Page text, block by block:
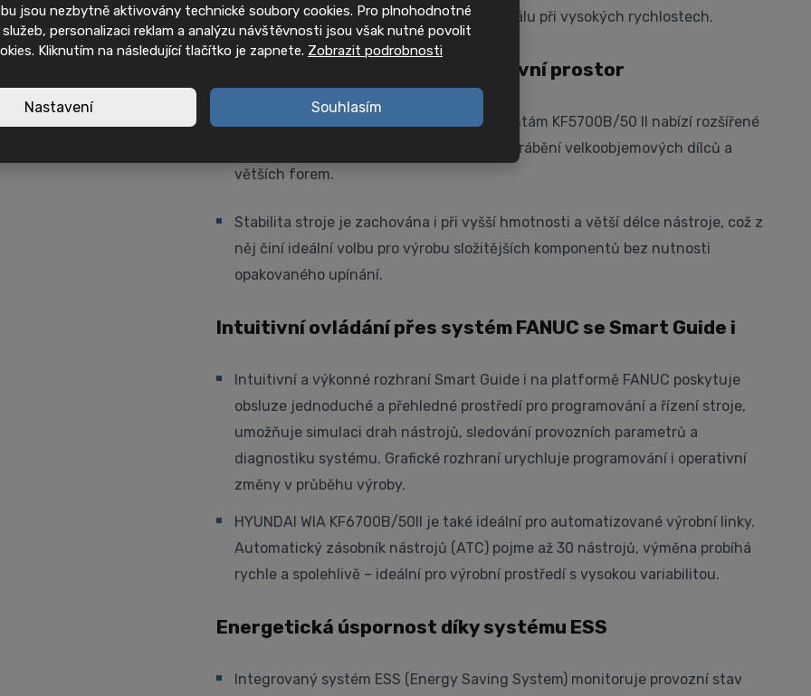
operace, tak i náročnější odebírání materiálu při vysokých rychlostech.
Rozšířené pojezdy a větší pracovní prostor
Model KF6700B/50 II oproti menším variantám KF5700B/50 II nabízí rozšířené
pojezdy v osách X/Y/Z, které umožňují obrábění velkoobjemových dílců a
větších forem.
Stabilita stroje je zachována i při vyšší hmotnosti a větší délce nástroje, což z
něj činí ideální volbu pro výrobu složitějších komponentů bez nutnosti
opakovaného upínání.
Intuitivní ovládání přes systém FANUC se Smart Guide i
Intuitivní a výkonné rozhraní Smart Guide i na platformě FANUC poskytuje
obsluze jednoduché a přehledné prostředí pro programování a řízení stroje,
umožňuje simulaci drah nástrojů, sledování provozních parametrů a
diagnostiku systému. Grafické rozhraní urychluje programování i operativní
změny v průběhu výroby.
HYUNDAI WIA KF6700B/50II je také ideální pro automatizované výrobní linky.
Automatický zásobník nástrojů (ATC) pojme až 30 nástrojů, výměna probíhá
rychle a spolehlivě – ideální pro výrobní prostředí s vysokou variabilitou.
Energetická úspornost díky systému ESS
Integrovaný systém ESS (Energy Saving System) monitoruje provozní stav
jsou nezbytně aktivovány technické soubory cookies. Pro plnohodnotné
personalizaci reklam a analýzu návštěvnosti jsou však nutné povolit
Kliknutím na následující tlačítko je zapnete. Zobrazit podrobnosti
Nastavení Souhlasím